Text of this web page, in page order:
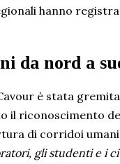
hanno
da nord a
è stata
il riconoscimento
di corridoi
gli studenti e i